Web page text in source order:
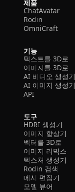
제품
ChatAvatar
Rodin
OmniCraft
기능
텍스트를 3D로
이미지를 3D로
AI 비디오 생성기
AI 이미지 생성기
API
도구
HDRI 생성기
이미지 향상기
벡터를 3D로
이미지 리믹스
텍스처 생성기
Rodin 검색
메시 편집기
모델 뷰어